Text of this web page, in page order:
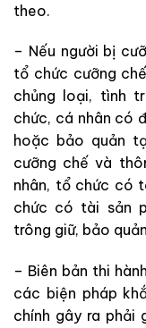
theo.
– Nếu người bị
tổ chức cưỡng
chủng loại, tình
chức, cá nhân có
hoặc bảo quản
cưỡng chế và
nhân, tổ chức có
chức có tài sản
trông giữ, bảo
– Biên bản thi
các biện pháp
chính gây ra phải